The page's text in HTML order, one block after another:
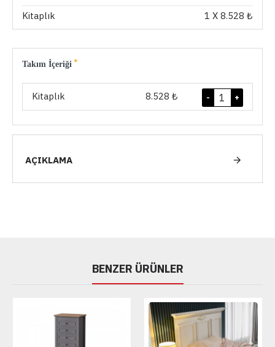
Kitaplık
1 X 8.528 ₺
Takım İçeriği
Kitaplık 8.528 ₺ +
-
AÇIKLAMA
BENZER ÜRÜNLER